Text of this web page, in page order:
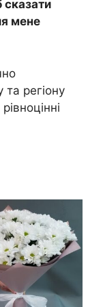
сказати
мене
та регіону